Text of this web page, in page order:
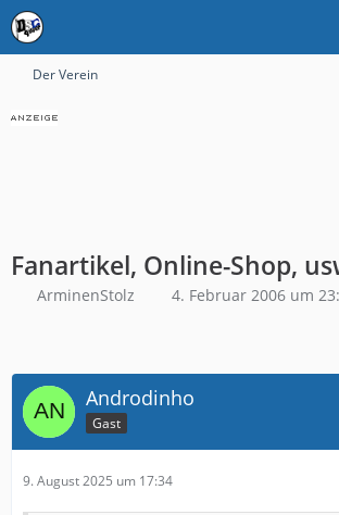
Der Verein
Fanartikel, Online-Shop,
ArminenStolz 4. Februar 2006 um
Androdinho
Gast
9. August 2025 um 17:34